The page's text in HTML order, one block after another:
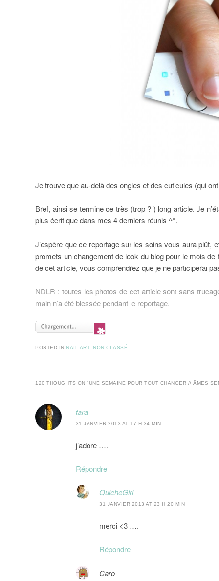
Je trouve que au-delà des ongles et des cuticules (qui
Bref, ainsi se termine ce très (trop ? ) long article. Je
plus écrit que dans mes 4 derniers réunis ^^.
J’espère que ce reportage sur les soins vous aura plût,
promets un changement de look du blog pour le mois
de cet article, vous comprendrez que je ne participerai
NDLR : toutes les photos de cet article sont sans
main n’a été blessée pendant le reportage.
POSTED IN NAIL ART, NON CLASSÉ
120 THOUGHTS ON “UNE SEMAINE POUR TOUT CHANGER // ÂMES
tara
31 JANVIER 2013 AT 17 H 34 MIN
j’adore …..
Répondre
QuicheGirl
31 JANVIER 2013 AT 23 H 20 MIN
merci <3 ….
Répondre
Caro